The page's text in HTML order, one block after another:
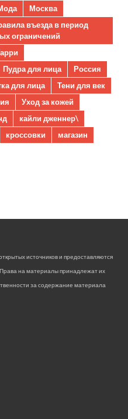
Москва
въезда в период
ограничений
Пудра для лица
Россия
для лица
Тени для век
Уход за кожей
кайли дженнер\
кроссовки
магазин
источников и предоставляются
на материалы принадлежат их
за содержание материала